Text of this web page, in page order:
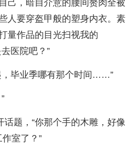
己，暗自介意的腰间赘肉全被
人要穿盔甲般的塑身内衣。素
量作品的目光扫视我的
医院吧？”
，毕业季哪有那个时间……”
话题，“你那个手的木雕，好像
作室了？”